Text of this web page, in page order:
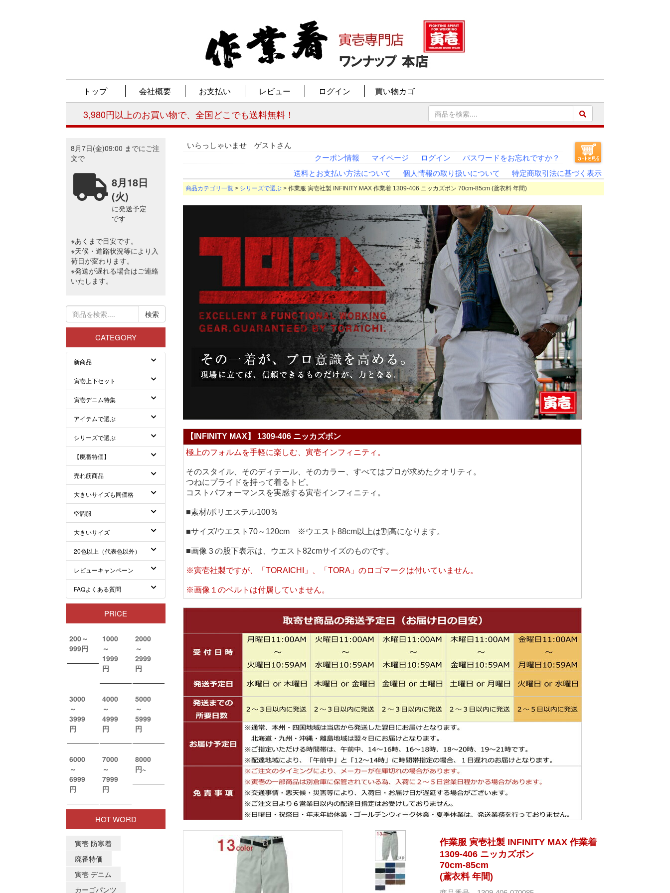
いらっしゃいませ ゲストさん
クーポン情報
マイページ ログイン
パスワードをお忘れですか？
送料とお支払い方法について
個人情報の取り扱いについて 特定商取引法に基づく表示
商品カテゴリ一覧 > シリーズで選ぶ > 作業服 寅壱社製 INFINITY MAX 作業着 1309-406 ニッカズボン 70cm-85cm (鳶衣料 年間)
【INFINITY MAX】 1309-406 ニッカズボン
極上のフォルムを手軽に楽しむ、寅壱インフィニティ。
そのスタイル、そのディテール、そのカラー、すべてはプロが求めたクオリティ。
つねにプライドを持って着るトビ。
コストパフォーマンスを実感する寅壱インフィニティ。
■素材/ポリエステル100％
■サイズ/ウエスト70～120cm ※ウエスト88cm以上は割高になります。
■画像３の股下表示は、ウエスト82cmサイズのものです。
※寅壱社製ですが、「TORAICHI」、「TORA」のロゴマークは付いていません。
※画像１のベルトは付属していません。
作業服 寅壱社製 INFINITY MAX 作業着
1309-406 ニッカズボン
70cm-85cm
(鳶衣料 年間)